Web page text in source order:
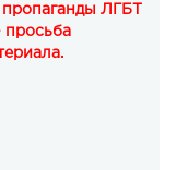
пропаганды ЛГБТ
просьба